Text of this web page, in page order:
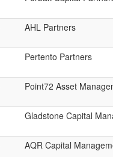
AHL Partners
Pertento Partners
Point72 Asset
Gladstone Capital
AQR Capital